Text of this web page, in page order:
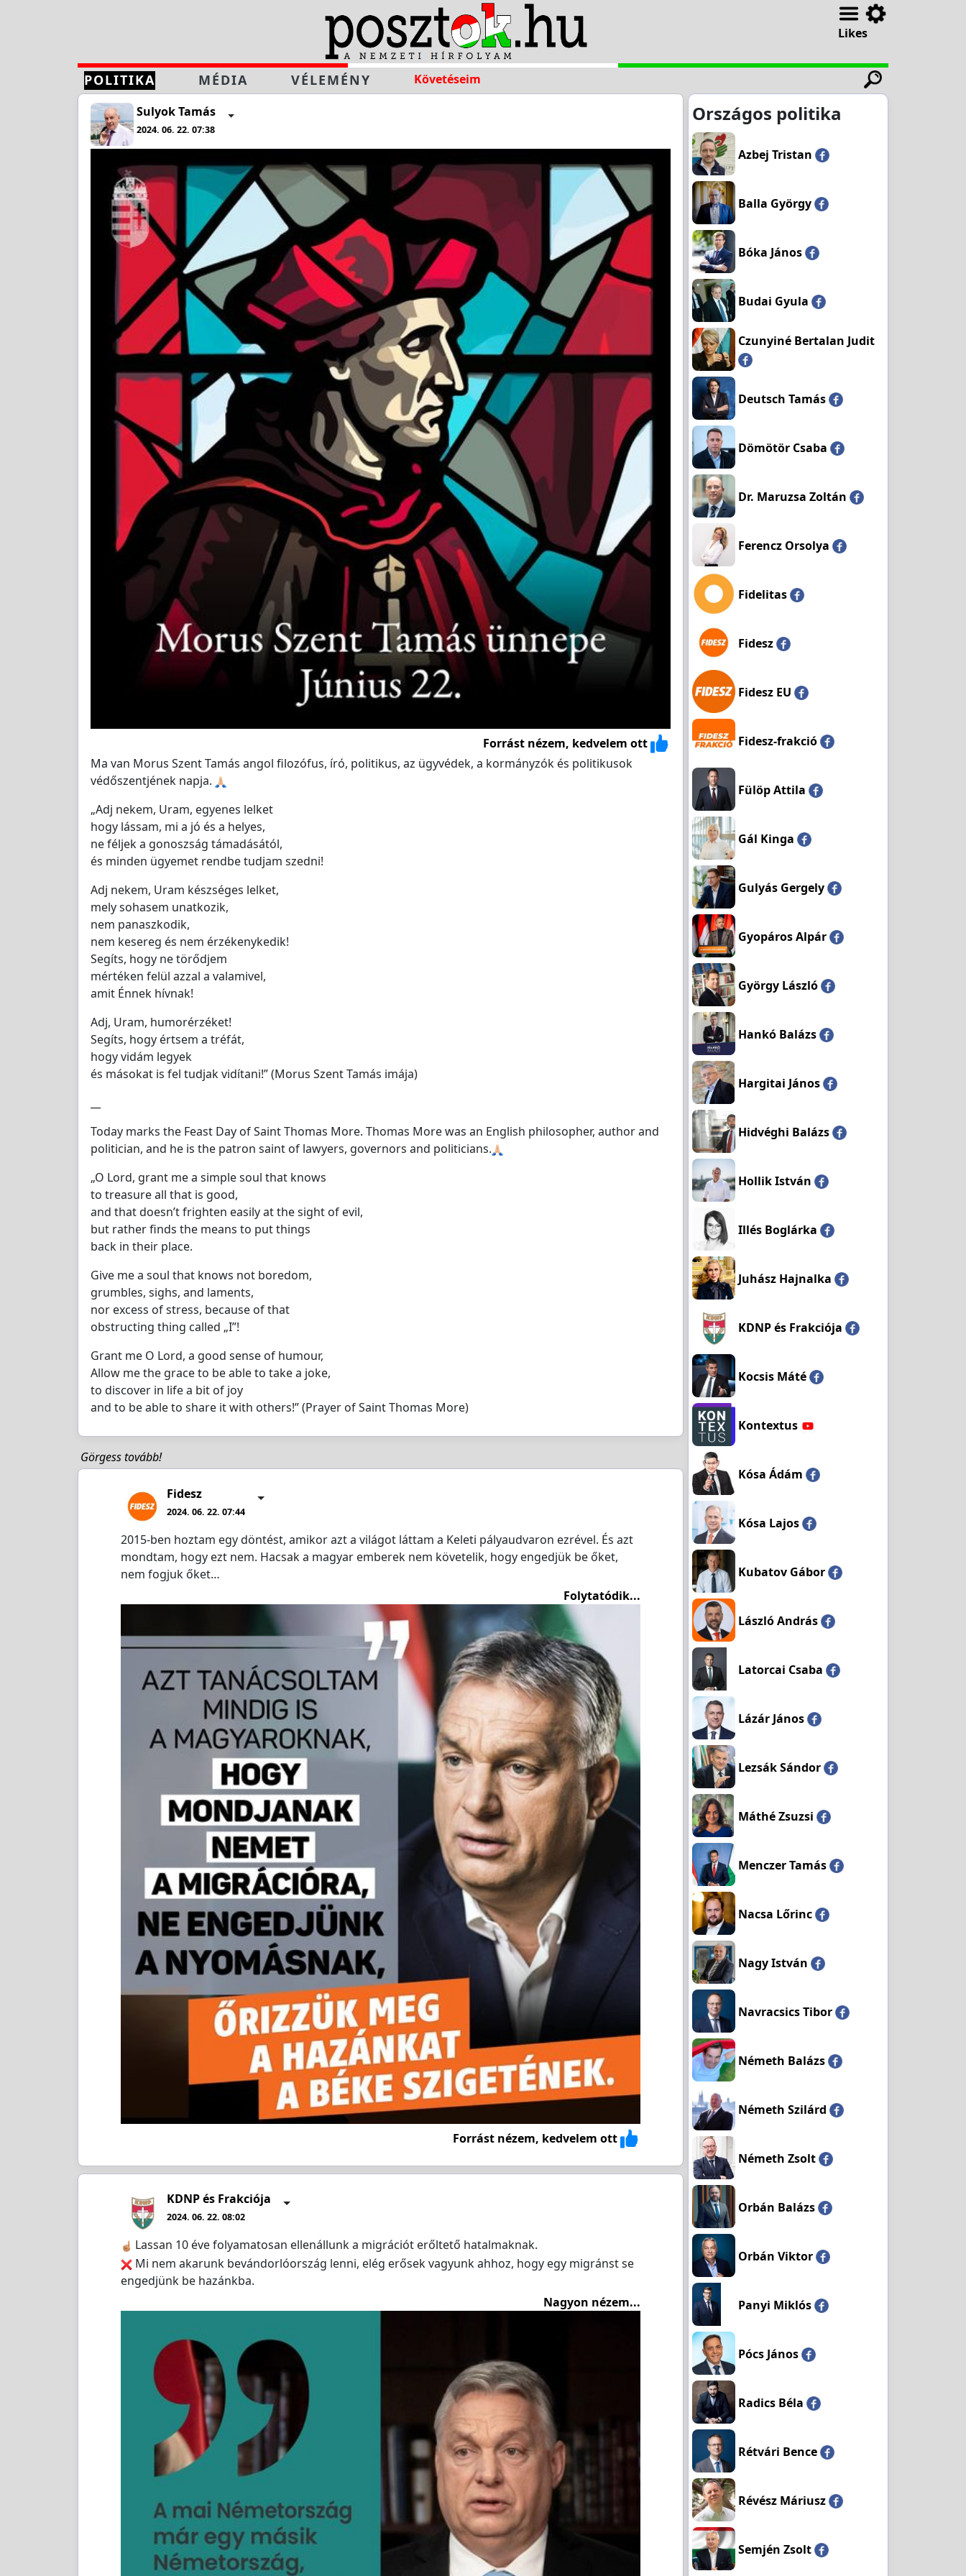
Likes
POLITIKA MÉDIA VÉLEMÉNY Követéseim
Sulyok Tamás
2024. 06. 22. 07:38
Forrást nézem, kedvelem ott
Ma van Morus Szent Tamás angol filozófus, író, politikus, az ügyvédek, a kormányzók és politikusok
védőszentjének napja.
„Adj nekem, Uram, egyenes lelket
hogy lássam, mi a jó és a helyes,
ne féljek a gonoszság támadásától,
és minden ügyemet rendbe tudjam szedni!
Adj nekem, Uram készséges lelket,
mely sohasem unatkozik,
nem panaszkodik,
nem kesereg és nem érzékenykedik!
Segíts, hogy ne törődjem
mértéken felül azzal a valamivel,
amit Énnek hívnak!
Adj, Uram, humorérzéket!
Segíts, hogy értsem a tréfát,
hogy vidám legyek
és másokat is fel tudjak vidítani!” (Morus Szent Tamás imája)
Today marks the Feast Day of Saint Thomas More. Thomas More was an English philosopher, author and
politician, and he is the patron saint of lawyers, governors and politicians.
„O Lord, grant me a simple soul that knows
to treasure all that is good,
and that doesn’t frighten easily at the sight of evil,
but rather finds the means to put things
back in their place.
Give me a soul that knows not boredom,
grumbles, sighs, and laments,
nor excess of stress, because of that
obstructing thing called „I”!
Grant me O Lord, a good sense of humour,
Allow me the grace to be able to take a joke,
to discover in life a bit of joy
and to be able to share it with others!” (Prayer of Saint Thomas More)
Görgess tovább!
Fidesz
2024. 06. 22. 07:44
2015-ben hoztam egy döntést, amikor azt a világot láttam a Keleti pályaudvaron ezrével. És azt
mondtam, hogy ezt nem. Hacsak a magyar emberek nem követelik, hogy engedjük be őket,
nem fogjuk őket…
Folytatódik...
Forrást nézem, kedvelem ott
KDNP és Frakciója
2024. 06. 22. 08:02
Lassan 10 éve folyamatosan ellenállunk a migrációt erőltető hatalmaknak.
Mi nem akarunk bevándorlóország lenni, elég erősek vagyunk ahhoz, hogy egy migránst se
engedjünk be hazánkba.
Nagyon nézem...
Országos politika
Azbej Tristan
Balla György
Bóka János
Budai Gyula
Czunyiné Bertalan Judit
Deutsch Tamás
Dömötör Csaba
Dr. Maruzsa Zoltán
Ferencz Orsolya
Fidelitas
Fidesz
Fidesz EU
Fidesz-frakció
Fülöp Attila
Gál Kinga
Gulyás Gergely
Gyopáros Alpár
György László
Hankó Balázs
Hargitai János
Hidvéghi Balázs
Hollik István
Illés Boglárka
Juhász Hajnalka
KDNP és Frakciója
Kocsis Máté
Kontextus
Kósa Ádám
Kósa Lajos
Kubatov Gábor
László András
Latorcai Csaba
Lázár János
Lezsák Sándor
Máthé Zsuzsi
Menczer Tamás
Nacsa Lőrinc
Nagy István
Navracsics Tibor
Németh Balázs
Németh Szilárd
Németh Zsolt
Orbán Balázs
Orbán Viktor
Panyi Miklós
Pócs János
Radics Béla
Rétvári Bence
Révész Máriusz
Semjén Zsolt